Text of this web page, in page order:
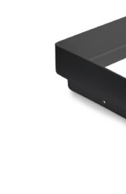
Transport maritime